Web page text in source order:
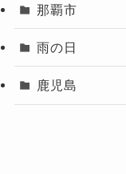
那覇市
雨の日
鹿児島